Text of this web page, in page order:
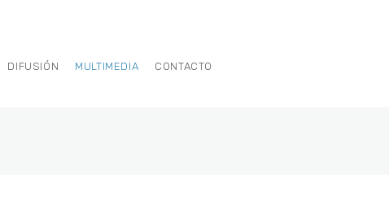
DIFUSIÓN MULTIMEDIA CONTACTO